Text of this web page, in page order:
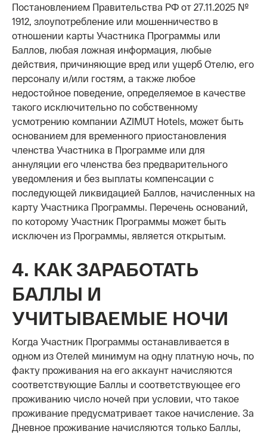
Постановлением Правительства РФ от 27.11.2025 №
1912, злоупотребление или мошенничество в
отношении карты Участника Программы или
Баллов, любая ложная информация, любые
действия, причиняющие вред или ущерб Отелю, его
персоналу и/или гостям, а также любое
недостойное поведение, определяемое в качестве
такого исключительно по собственному
усмотрению компании AZIMUT Hotels, может быть
основанием для временного приостановления
членства Участника в Программе или для
аннуляции его членства без предварительного
уведомления и без выплаты компенсации с
последующей ликвидацией Баллов, начисленных на
карту Участника Программы. Перечень оснований,
по которому Участник Программы может быть
исключен из Программы, является открытым.
4. КАК ЗАРАБОТАТЬ
БАЛЛЫ И
УЧИТЫВАЕМЫЕ НОЧИ
Когда Участник Программы останавливается в
одном из Отелей минимум на одну платную ночь, по
факту проживания на его аккаунт начисляются
соответствующие Баллы и соответствующее его
проживанию число ночей при условии, что такое
проживание предусматривает такое начисление. За
Дневное проживание начисляются только Баллы,